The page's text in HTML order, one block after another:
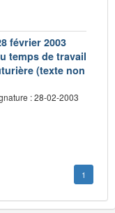
février 2003
temps de travail
(texte non
: 28-02-2003
1